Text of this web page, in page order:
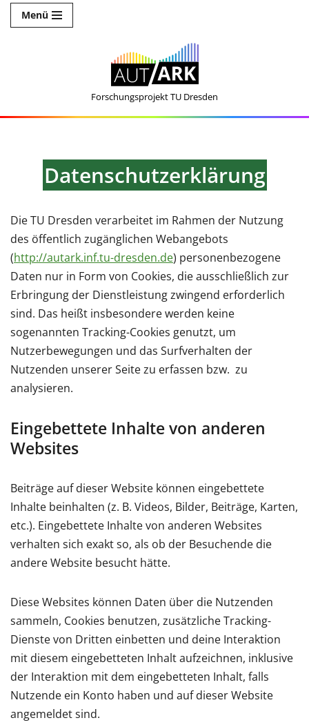
Menü
Forschungsprojekt TU Dresden
Datenschutzerklärung
Die TU Dresden verarbeitet im Rahmen der Nutzung
des öffentlich zugänglichen Webangebots
(http://autark.inf.tu-dresden.de) personenbezogene
Daten nur in Form von Cookies, die ausschließlich zur
Erbringung der Dienstleistung zwingend erforderlich
sind. Das heißt insbesondere werden keine
sogenannten Tracking-Cookies genutzt, um
Nutzerbewegungen und das Surfverhalten der
Nutzenden unserer Seite zu erfassen bzw. zu
analysieren.
Eingebettete Inhalte von anderen
Websites
Beiträge auf dieser Website können eingebettete
Inhalte beinhalten (z. B. Videos, Bilder, Beiträge, Karten,
etc.). Eingebettete Inhalte von anderen Websites
verhalten sich exakt so, als ob der Besuchende die
andere Website besucht hätte.
Diese Websites können Daten über die Nutzenden
sammeln, Cookies benutzen, zusätzliche Tracking-
Dienste von Dritten einbetten und deine Interaktion
mit diesem eingebetteten Inhalt aufzeichnen, inklusive
der Interaktion mit dem eingebetteten Inhalt, falls
Nutzende ein Konto haben und auf dieser Website
angemeldet sind.